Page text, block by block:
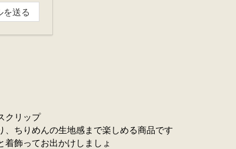
クリップ
ちりめんの生地感まで楽しめる商品です
飾ってお出かけしましょ